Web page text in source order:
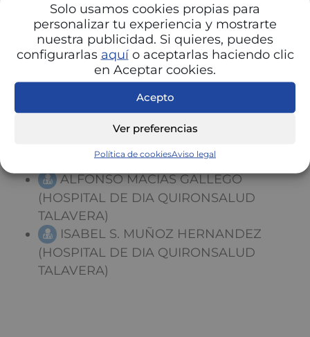
Solo usamos cookies propias para
personalizar tu experiencia y mostrarte
nuestra publicidad. Si quieres, puedes
configurarlas aquío aceptarlas haciendo clic
en Aceptar cookies.
Acepto
Ver preferencias
Política de cookiesAviso legal
HERNANDO (HOSPITAL DE DIA
QUIRONSALUD TALAVERA)
LUIS DIAZ JARA (HOSPITAL DE DIA
QUIRONSALUD TALAVERA)
(HOSPITAL DE DIA QUIRONSALUD
DE DIA QUIRONSALUD TALAVERA)
ALFONSO MACIAS GALLEGO
(HOSPITAL DE DIA QUIRONSALUD
TALAVERA)
ISABEL S. MUÑOZ HERNANDEZ
(HOSPITAL DE DIA QUIRONSALUD
TALAVERA)